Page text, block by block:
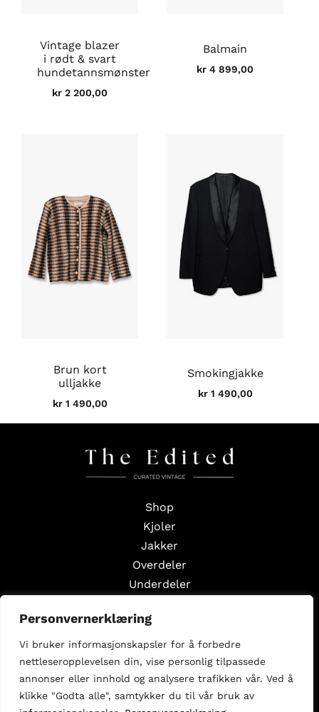
Personvernerklæring
Vi bruker informasjonskapsler for å forbedre
nettleseropplevelsen din, vise personlig tilpassede
annonser eller innhold og analysere trafikken vår. Ved å
klikke "Godta alle", samtykker du til vår bruk av
Vintage blazer
i rødt & svart
hundetannsmønster
kr 2 200,00
Balmain
kr 4 899,00
Brun kort
ulljakke
kr1 490,00
Smokingjakke
kr1 490,00
Shop
Kjoler
Jakker
Overdeler
Underdeler
Styling Edits
Guide Edits
Inspirasjon
Om oss
Selg med oss